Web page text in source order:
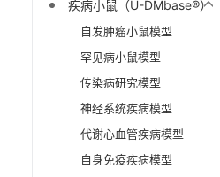
疾病小鼠（U-DMbase®）
自发肿瘤小鼠模型
罕见病小鼠模型
传染病研究模型
神经系统疾病模型
代谢心血管疾病模型
自身免疫疾病模型